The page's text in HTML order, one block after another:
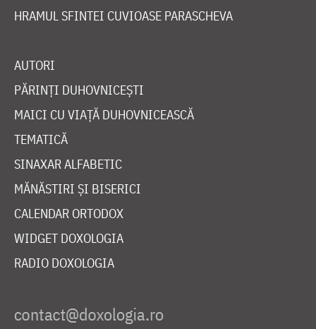
HRAMUL SFINTEI CUVIOASE PARASCHEVA
AUTORI
PĂRINȚI DUHOVNICEȘTI
MAICI CU VIAȚĂ DUHOVNICEASCĂ
TEMATICĂ
SINAXAR ALFABETIC
MĂNĂSTIRI ȘI BISERICI
CALENDAR ORTODOX
WIDGET DOXOLOGIA
RADIO DOXOLOGIA